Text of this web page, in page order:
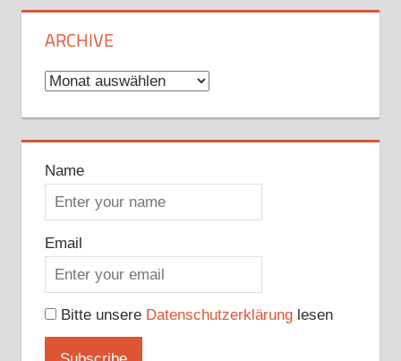
ARCHIVE
Archive
Name
Email
Bitte unsere Datenschutzerklärunglesen